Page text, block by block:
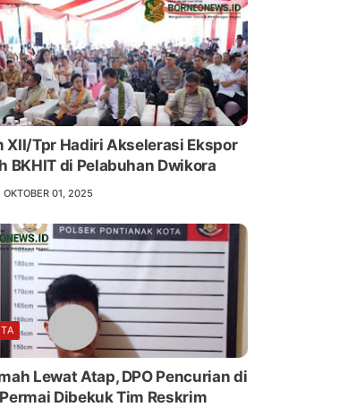
XII/Tpr Hadiri Akselerasi Ekspor
BKHIT di Pelabuhan Dwikora
OKTOBER 01, 2025
Lewat Atap, DPO Pencurian di
Dibekuk Tim Reskrim